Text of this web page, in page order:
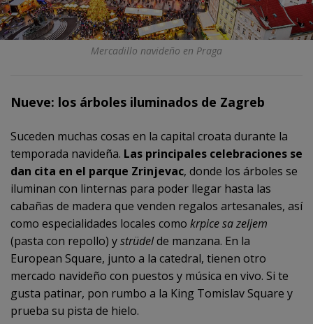
Mercadillo navideño en Praga
Nueve: los árboles iluminados de Zagreb
Suceden muchas cosas en la capital croata durante la
temporada navideña. Las principales celebraciones se
dan cita en el parque Zrinjevac, donde los árboles se
iluminan con linternas para poder llegar hasta las
cabañas de madera que venden regalos artesanales, así
como especialidades locales como krpice sa zeljem
(pasta con repollo) ystrüdelde manzana. En la
European Square, junto a la catedral, tienen otro
mercado navideño con puestos y música en vivo. Si te
gusta patinar, pon rumbo a la King Tomislav Square y
prueba su pista de hielo.